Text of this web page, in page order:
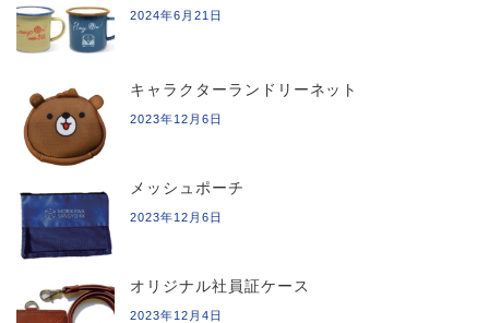
2024年6月21日
キャラクターランドリーネット
2023年12月6日
メッシュポーチ
2023年12月6日
オリジナル社員証ケース
2023年12月4日